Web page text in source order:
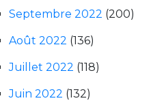
Septembre 2022 (200)
Août 2022 (136)
Juillet 2022 (118)
Juin 2022 (132)